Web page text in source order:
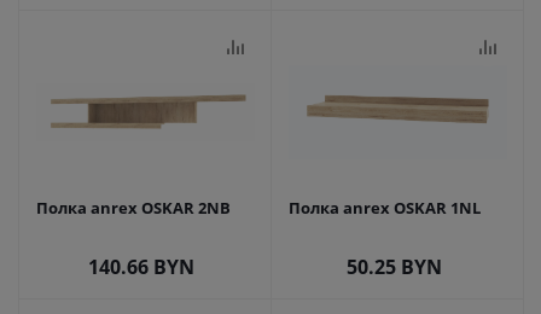
Полка anrex OSKAR 2NB
140.66 BYN
Полка anrex OSKAR 1NL
50.25BYN